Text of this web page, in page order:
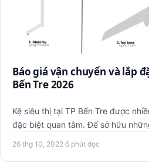
Báo giá vận chuyển và lắp
Bến Tre 2026
Kệ siêu thị tại TP Bến Tre được
đặc biệt quan tâm. Để sở hữu
26 thg 10, 2022·6 phút đọc